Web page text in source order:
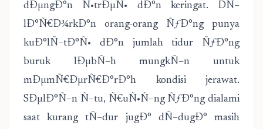
dÐµngÐ°n Ñ•trÐµÑ• dÐ°n keringat. DÑ–
lÐ°Ñ€Ð¾rkÐ°n orang-orang ÑƒÐ°ng punya
kuÐ°lÑ–tÐ°Ñ• dÐ°n jumlah tidur ÑƒÐ°ng
buruk lÐµbÑ–h mungkÑ–n untuk
mÐµmÑ€ÐµrÑ€Ð°rÐ°h kondisi jerawat.
SÐµlÐ°Ñ–n Ñ–tu, Ñ€uÑ•Ñ–ng ÑƒÐ°ng dialami
saat kurang tÑ–dur jugÐ° dÑ–dugÐ° masih